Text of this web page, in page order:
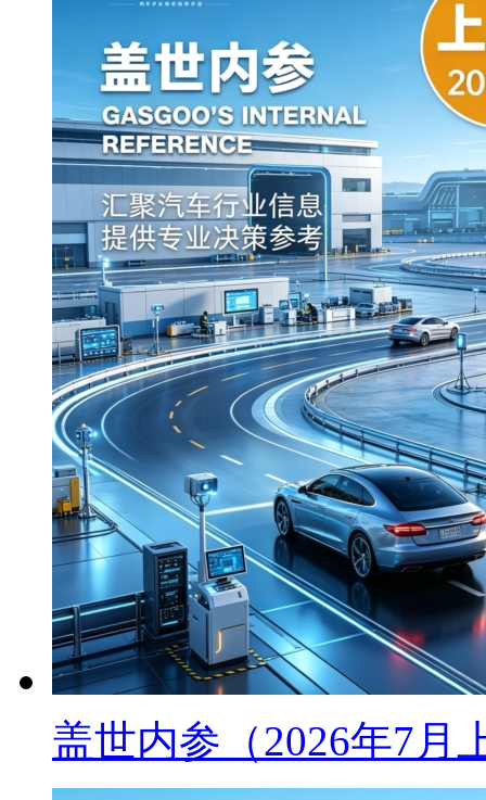
盖世内参（2026年7月